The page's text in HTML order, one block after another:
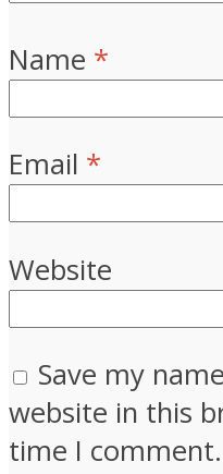
Name *
Email *
Website
Save my
website in this
time I comment.